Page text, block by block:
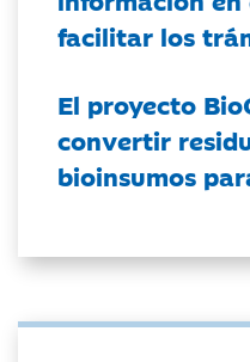
facilitar los
El proyecto
convertir
bioinsumos